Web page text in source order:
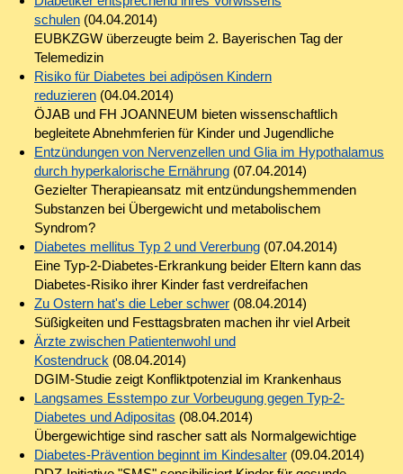
schulen(04.04.2014)
EUBKZGW überzeugte beim 2. Bayerischen Tag der
Telemedizin
Risiko für Diabetes bei adipösen Kindern
reduzieren(04.04.2014)
ÖJAB und FH JOANNEUM bieten wissenschaftlich
begleitete Abnehmferien für Kinder und Jugendliche
Entzündungen von Nervenzellen und Glia im Hypothalamus
durch hyperkalorische Ernährung(07.04.2014)
Gezielter Therapieansatz mit entzündungshemmenden
Substanzen bei Übergewicht und metabolischem
Syndrom?
Diabetes mellitus Typ 2 und Vererbung(07.04.2014)
Eine Typ-2-Diabetes-Erkrankung beider Eltern kann das
Diabetes-Risiko ihrer Kinder fast verdreifachen
Zu Ostern hat's die Leber schwer(08.04.2014)
Süßigkeiten und Festtagsbraten machen ihr viel Arbeit
Ärzte zwischen Patientenwohl und
Kostendruck (08.04.2014)
DGIM-Studie zeigt Konfliktpotenzial im Krankenhaus
Langsames Esstempo zur Vorbeugung gegen Typ-2-
Diabetes und Adipositas (08.04.2014)
Übergewichtige sind rascher satt als Normalgewichtige
Diabetes-Prävention beginnt im Kindesalter(09.04.2014)